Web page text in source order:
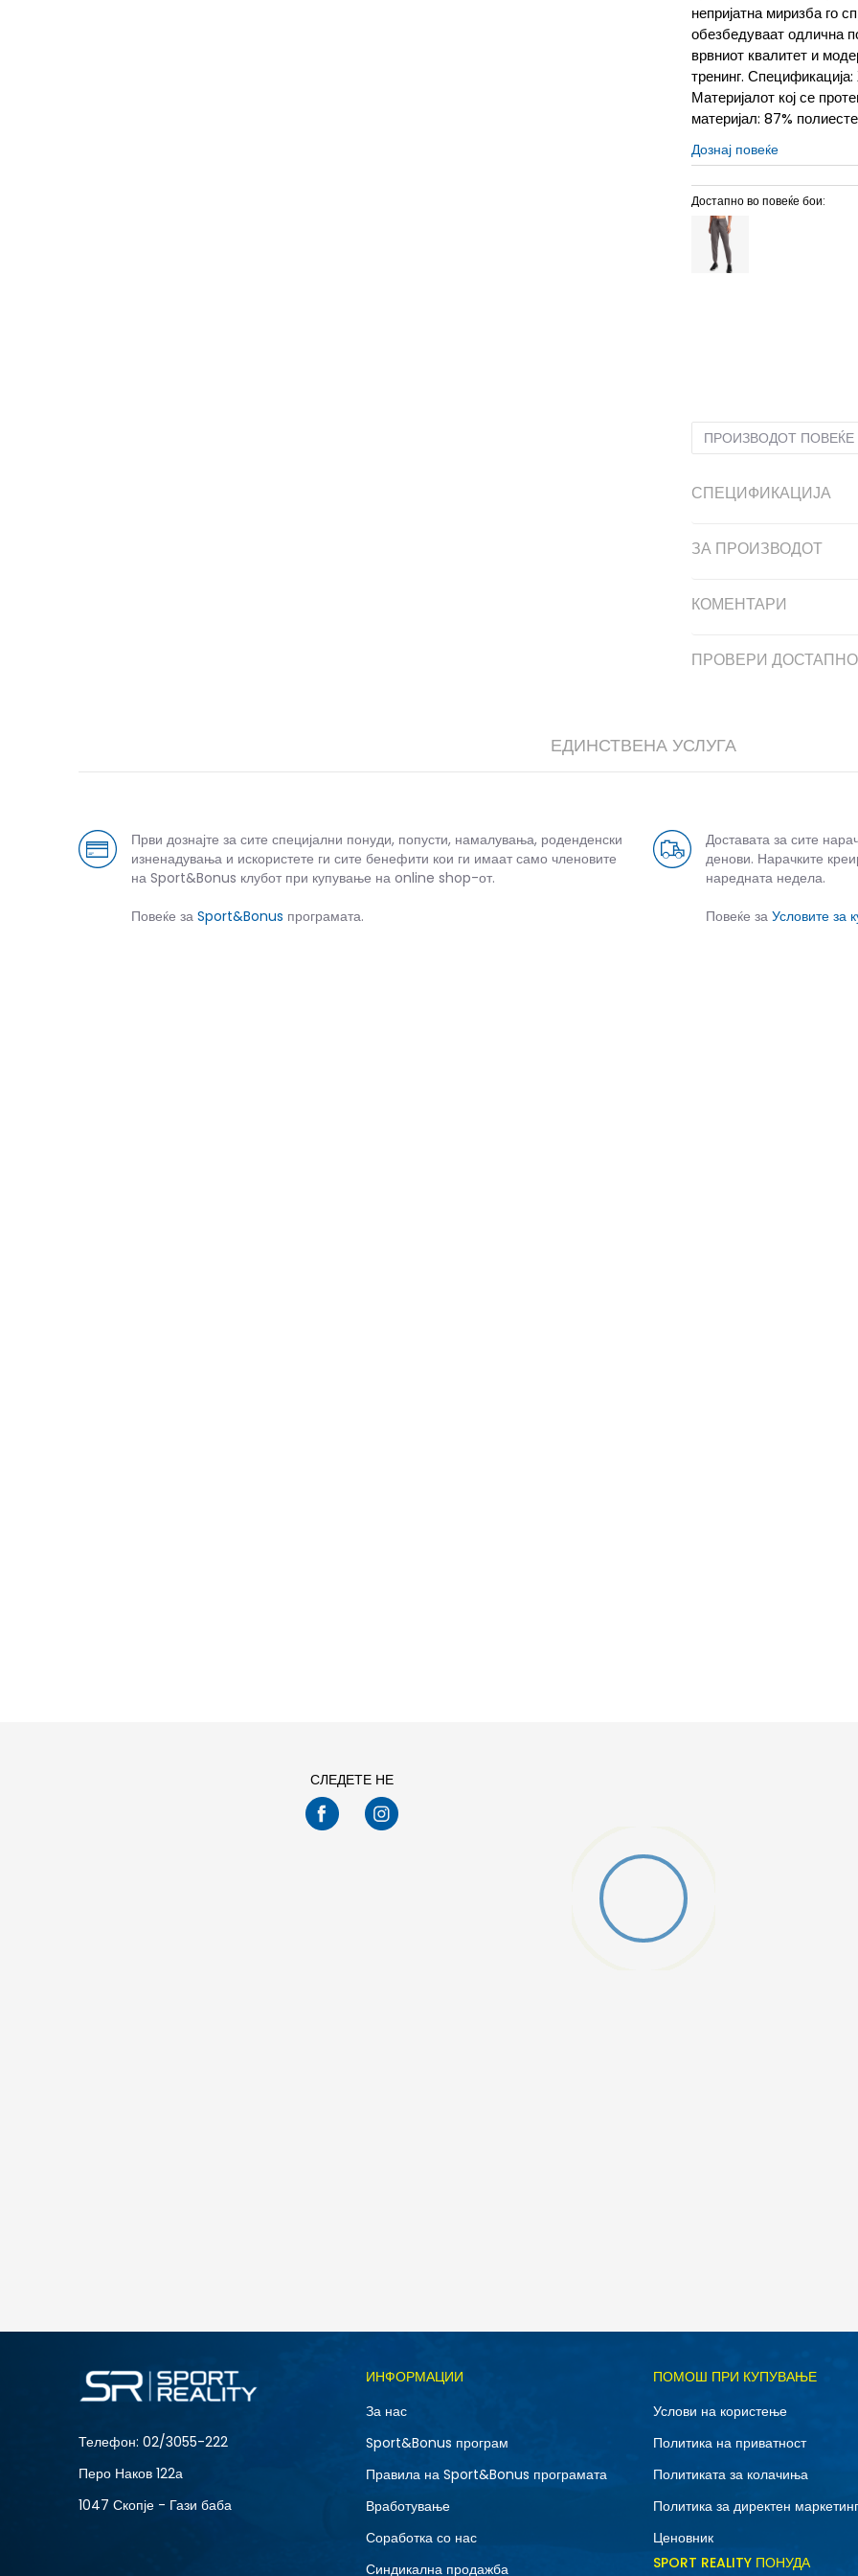
непријатна миризба го
обезбедуваат одлична
врвниот квалитет и
тренинг.
Материјалот кој се
материјал: 87%
Дознај повеќе
Достапно во повеќе бои:
ПРОИЗВОДОТ
СПЕЦИФИКАЦИЈА
ЗА ПРОИЗВОДОТ
КОМЕНТАРИ
ПРОВЕРИ
ЕДИНСТВЕНА УСЛУГА
Први дознајте за сите специјални понуди, попусти, намалувања, роденденски
изненадувања и искористете ги сите бенефити кои ги имаат само членовите
на Sport&Bonus клубот при купување на online shop-от.
Повеќе за Sport&Bonus програмата.
Доставата за сите
денови. Нарачките
наредната недела.
Повеќе за Условите за
Големина
L
XS
СЛЕДЕТЕ НЕ
Телефон: 02/3055-222
Перо Наков 122а
1047 Скопје - Гази баба
ИНФОРМАЦИИ
За нас
Sport&Bonus програм
Правила на Sport&Bonus програмата
Вработување
Соработка со нас
Синдикална продажба
ПОМОШ ПРИ КУПУВАЊЕ
Услови на користење
Политика на приватност
Политиката за колачиња
Политика за директен маркетинг
Ценовник
SPORT REALITY ПОНУДА